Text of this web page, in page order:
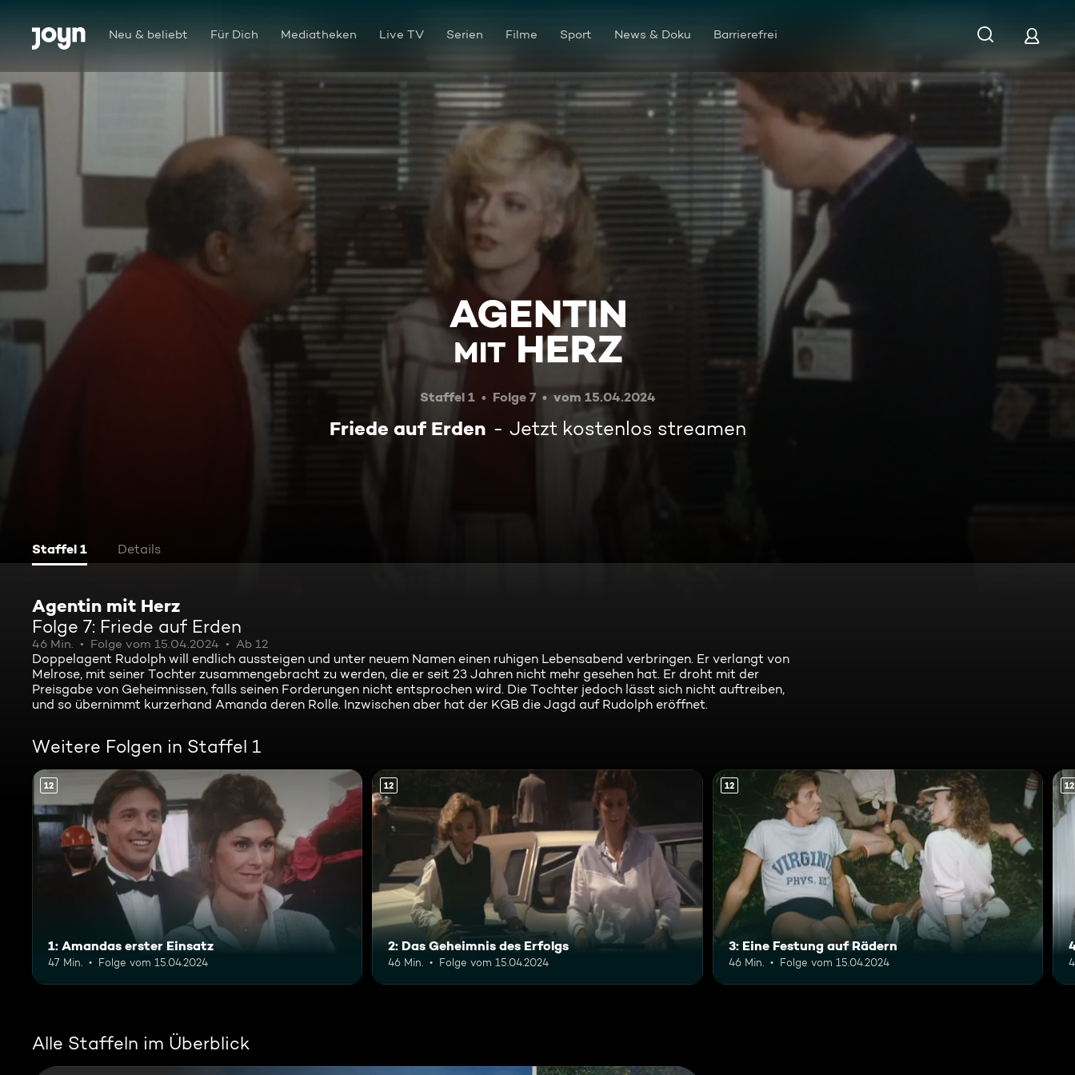
Zum Inhalt springen
Barrierefrei Neu & beliebt Für Dich Mediatheken Live TV Serien Filme Sport News & Doku Barrierefrei
Friede auf Erden
Staffel 1 Folge 7 vom 15.04.2024
Friede auf Erden Jetzt kostenlos streamen
Staffel 1 Details
Agentin mit Herz
Folge 7: Friede auf Erden
46 Min. Folge vom 15.04.2024 Ab 12
Doppelagent Rudolph will endlich aussteigen und unter neuem Namen einen ruhigen Lebensabend verbringen. Er verlangt von
Melrose, mit seiner Tochter zusammengebracht zu werden, die er seit 23 Jahren nicht mehr gesehen hat. Er droht mit der
Preisgabe von Geheimnissen, falls seinen Forderungen nicht entsprochen wird. Die Tochter jedoch lässt sich nicht auftreiben,
und so übernimmt kurzerhand Amanda deren Rolle. Inzwischen aber hat der KGB die Jagd auf Rudolph eröffnet.
Weitere Folgen in Staffel 1
12
1: Amandas erster Einsatz
47 Min. Folge vom 15.04.2024
12
2: Das Geheimnis des Erfolgs
46 Min. Folge vom 15.04.2024
12
3: Eine Festung auf Rädern
46 Min. Folge vom 15.04.2024
12
Alle Staffeln im Überblick